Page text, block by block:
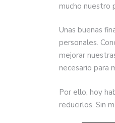
mucho nuestro
Unas buenas
personales.
mejorar
necesario para
Por ello, hoy
reducirlos. Sin